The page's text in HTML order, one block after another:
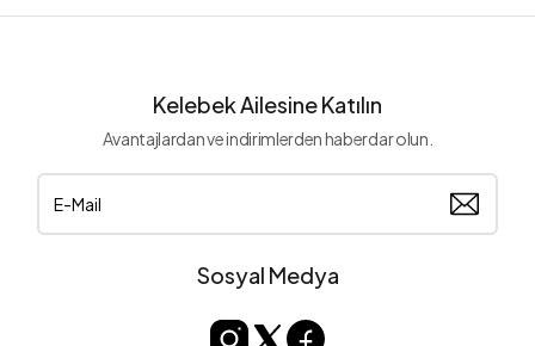
Kelebek Ailesine Katılın
Avantajlardan ve indirimlerden haberdar olun.
Sosyal Medya